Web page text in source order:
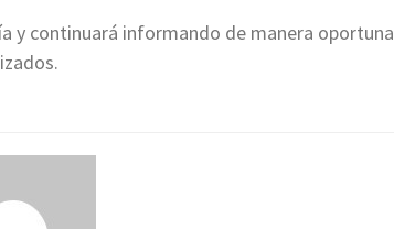
y continuará informando de manera oportuna